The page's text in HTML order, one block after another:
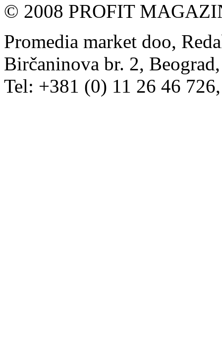
© 2008 PROFIT
Promedia market doo,
Birčaninova br. 2,
Tel: +381 (0) 11 26 46